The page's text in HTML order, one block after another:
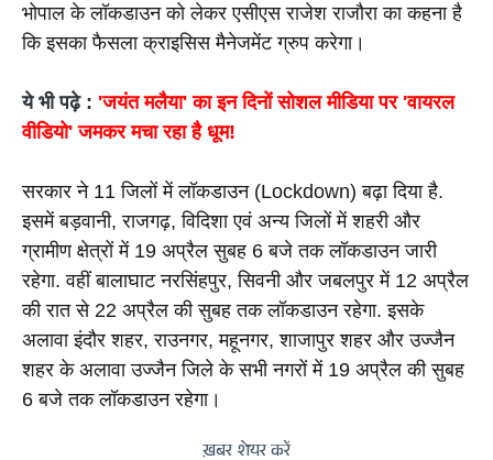
भोपाल के लॉकडाउन को लेकर एसीएस राजेश राजौरा का कहना है
कि इसका फैसला क्राइसिस मैनेजमेंट ग्रुप करेगा।
ये भी पढ़े : 'जयंत मलैया' का इन दिनों सोशल मीडिया पर 'वायरल
वीडियो' जमकर मचा रहा है धूम!
सरकार ने 11 जिलों में लॉकडाउन (Lockdown) बढ़ा दिया है.
इसमें बड़वानी, राजगढ़, विदिशा एवं अन्य जिलों में शहरी और
ग्रामीण क्षेत्रों में 19 अप्रैल सुबह 6 बजे तक लॉकडाउन जारी
रहेगा. वहीं बालाघाट नरसिंहपुर, सिवनी और जबलपुर में 12 अप्रैल
की रात से 22 अप्रैल की सुबह तक लॉकडाउन रहेगा. इसके
अलावा इंदौर शहर, राउनगर, महूनगर, शाजापुर शहर और उज्जैन
शहर के अलावा उज्जैन जिले के सभी नगरों में 19 अप्रैल की सुबह
6 बजे तक लॉकडाउन रहेगा।
ख़बर शेयर करें